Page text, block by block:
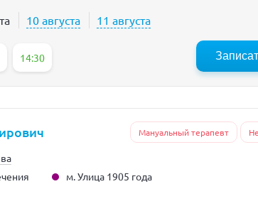
10 августа 11 августа
14:30
Мануальный терапевт
м. Улица 1905 года